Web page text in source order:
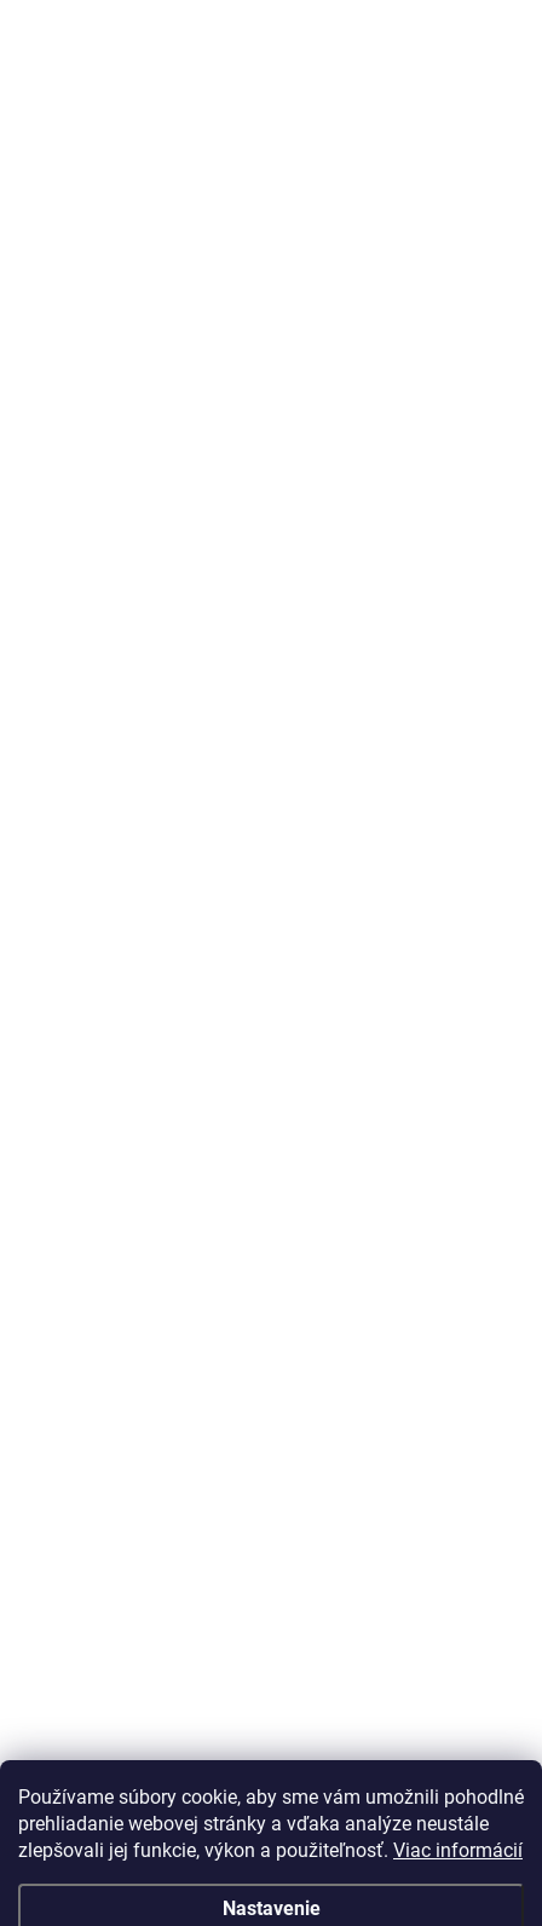
Používame súbory cookie, aby sme vám umožnili pohodlné
prehliadanie webovej stránky a vďaka analýze neustále
zlepšovali jej funkcie, výkon a použiteľnosť. Viac informácií
Nastavenie
Vážený zákazník Info o DOT pneu nepodávame, vek